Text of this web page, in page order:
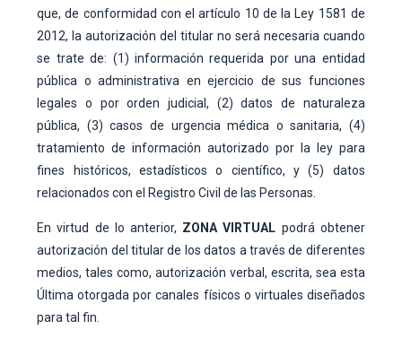
que, de conformidad con el artículo 10 de la Ley 1581 de
2012, la autorización del titular no será necesaria cuando
se trate de: (1) información requerida por una entidad
pública o administrativa en ejercicio de sus funciones
legales o por orden judicial, (2) datos de naturaleza
pública, (3) casos de urgencia médica o sanitaria, (4)
tratamiento de información autorizado por la ley para
fines históricos, estadísticos o científico, y (5) datos
relacionados con el Registro Civil de las Personas.
En virtud de lo anterior, ZONA VIRTUAL podrá obtener
autorización del titular de los datos a través de diferentes
medios, tales como, autorización verbal, escrita, sea esta
Última otorgada por canales físicos o virtuales diseñados
para tal fin.